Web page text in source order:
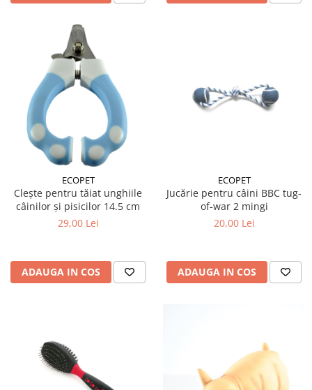
ECOPET
Clește pentru tăiat unghiile
câinilor și pisicilor 14.5 cm
29,00 Lei
ADAUGA IN COS
ECOPET
Jucărie pentru câini BBC tug-
of-war 2 mingi
20,00 Lei
ADAUGA IN COS